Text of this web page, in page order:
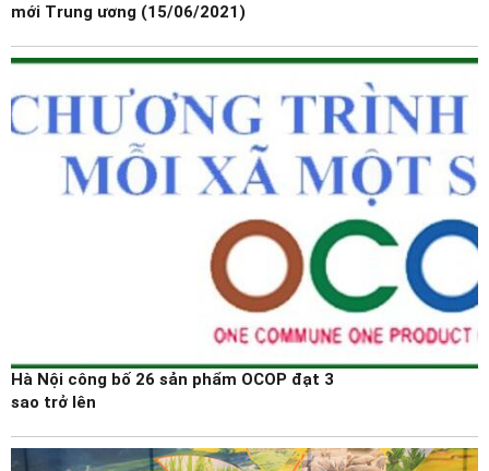
mới Trung ương (15/06/2021)
Hà Nội công bố 26 sản phẩm OCOP đạt 3
sao trở lên